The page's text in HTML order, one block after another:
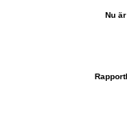
Nu